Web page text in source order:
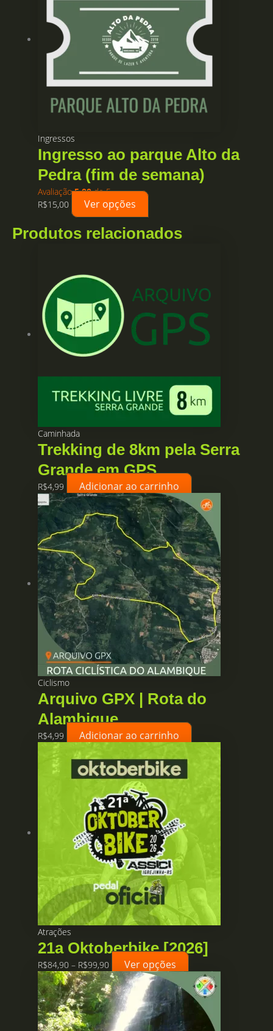
Ingressos
Ingresso ao parque Alto da
Pedra (fim de semana)
Avaliação5.00de 5
R$15,00 Ver opções
Produtos relacionados
Caminhada
Trekking de 8km pela Serra
Grande em GPS
R$4,99 Adicionar ao carrinho
Ciclismo
Arquivo GPX | Rota do
Alambique
R$4,99 Adicionar ao carrinho
Atrações
21a Oktoberbike [2026]
R$84,90 – R$99,90Faixa
de
preço:
R$84,90
através
R$99,90
Ver opções
produto
tem
várias
variantes.